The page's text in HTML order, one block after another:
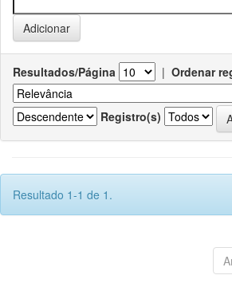
Resultados/Página | Ordenar
Registro(s)
Resultado 1-1 de 1.